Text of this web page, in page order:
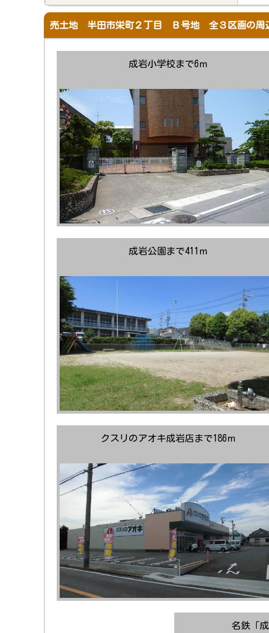
売土地 半田市栄町２丁目 Ｂ号地 全３区画の周
成岩小学校まで6ｍ
成岩公園まで411ｍ
クスリのアオキ成岩店まで186ｍ
名鉄「